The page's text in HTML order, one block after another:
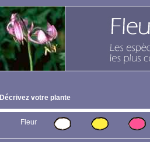
Décrivez votre plante
Fleur